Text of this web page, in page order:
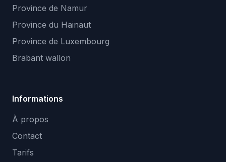
Province de Namur
Province du Hainaut
Province de Luxembourg
Brabant wallon
Informations
À propos
Contact
Tarifs